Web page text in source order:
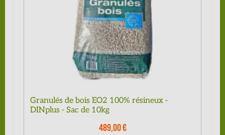
Granulés de bois EO2 100% résineux -
DINplus - Sac de 10kg
489,00 €